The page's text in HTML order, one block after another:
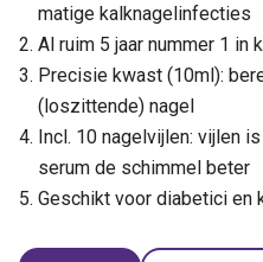
matige kalknagelinfecties
Al ruim 5 jaar nummer 1 in
Precisie kwast (10ml):
(loszittende) nagel
Incl. 10 nagelvijlen: vijlen
serum de schimmel beter
Geschikt voor diabetici en